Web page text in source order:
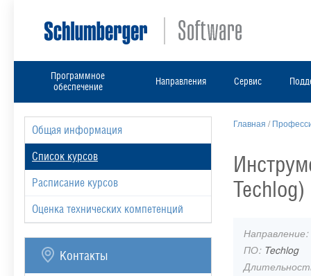
Программное
обеспечение
Направления Сервис
Общая информация
Список курсов
Расписание курсов
Оценка технических компетенций
Контакты
Главная /
Techlog)
Направление:
ПО:Techlog